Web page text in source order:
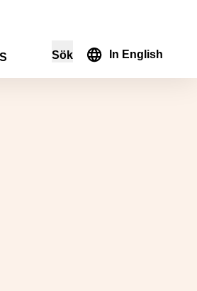
Sök In English